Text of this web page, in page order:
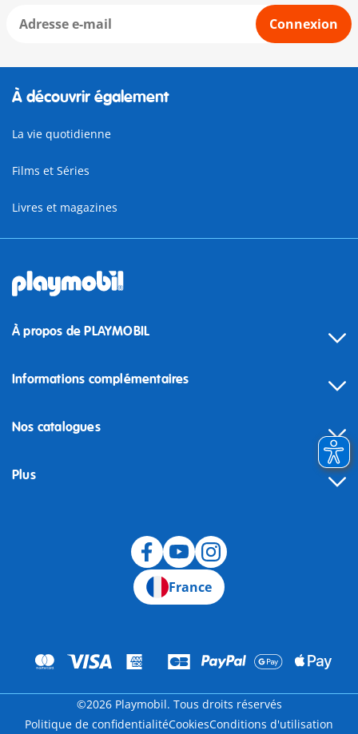
Connexion
À découvrir également
La vie quotidienne
Films et Séries
Livres et magazines
À propos de PLAYMOBIL
Informations complémentaires
Nos catalogues
Plus
France
©2026 Playmobil. Tous droits réservés
Politique de confidentialitéCookiesConditions d'utilisation